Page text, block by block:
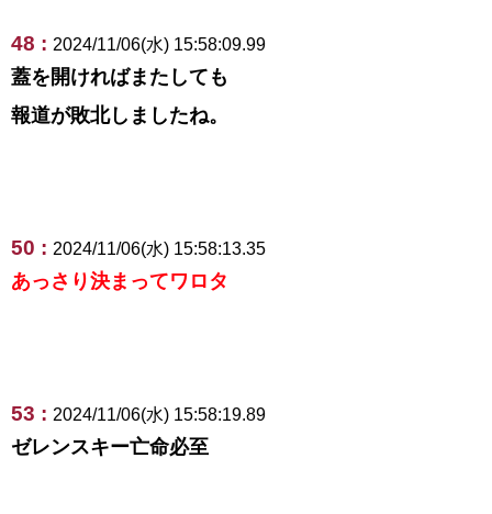
48 : 2024/11/06(水) 15:58:09.99
蓋を開ければまたしても
報道が敗北しましたね。
50 : 2024/11/06(水) 15:58:13.35
あっさり決まってワロタ
53 : 2024/11/06(水) 15:58:19.89
ゼレンスキー亡命必至